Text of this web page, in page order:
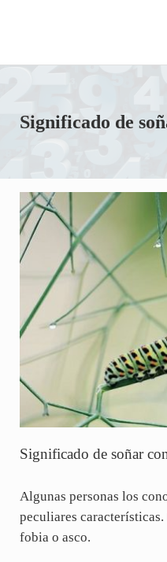
Significado de
Significado de soñar
Algunas personas los
peculiares
fobia o asco.